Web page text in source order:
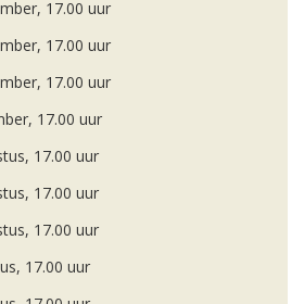
17.00 uur
17.00 uur
17.00 uur
17.00 uur
17.00 uur
17.00 uur
17.00 uur
17.00 uur